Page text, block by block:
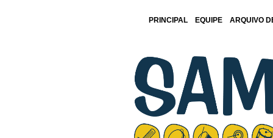
PRINCIPAL EQUIPE ARQUIVO